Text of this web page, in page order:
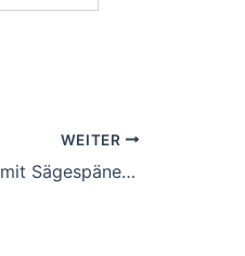
WEITER
10.10.2014 – LKW mit Sägespäne brennt!